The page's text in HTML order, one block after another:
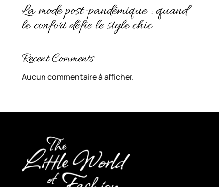
La mode post-pandémique : quand
le confort défie le style chic
Recent Comments
Aucun commentaire à afficher.